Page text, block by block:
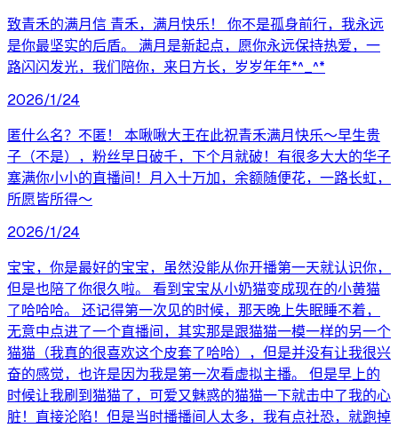
致青禾的满月信 青禾，满月快乐！ 你不是孤身前行，我永远
是你最坚实的后盾。 满月是新起点，愿你永远保持热爱，一
路闪闪发光，我们陪你，来日方长，岁岁年年*^_^*
2026/1/24
匿什么名？不匿！ 本啾啾大王在此祝青禾满月快乐～早生贵
子（不是），粉丝早日破千，下个月就破！有很多大大的华子
塞满你小小的直播间！月入十万加，余额随便花，一路长虹，
所愿皆所得～
2026/1/24
宝宝，你是最好的宝宝，虽然没能从你开播第一天就认识你，
但是也陪了你很久啦。 看到宝宝从小奶猫变成现在的小黄猫
了哈哈哈。 还记得第一次见的时候，那天晚上失眠睡不着，
无意中点进了一个直播间，其实那是跟猫猫一模一样的另一个
猫猫（我真的很喜欢这个皮套了哈哈），但是并没有让我很兴
奋的感觉，也许是因为我是第一次看虚拟主播。 但是早上的
时候让我刷到猫猫了，可爱又魅惑的猫猫一下就击中了我的心
脏！直接沦陷！但是当时播播间人太多，我有点社恐，就跑掉